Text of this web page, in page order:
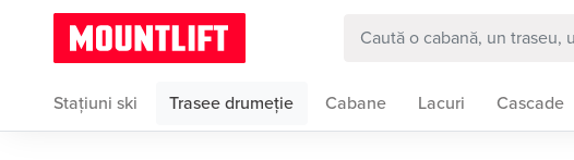
Stațiuni ski Trasee drumeție Cabane Lacuri Cascade